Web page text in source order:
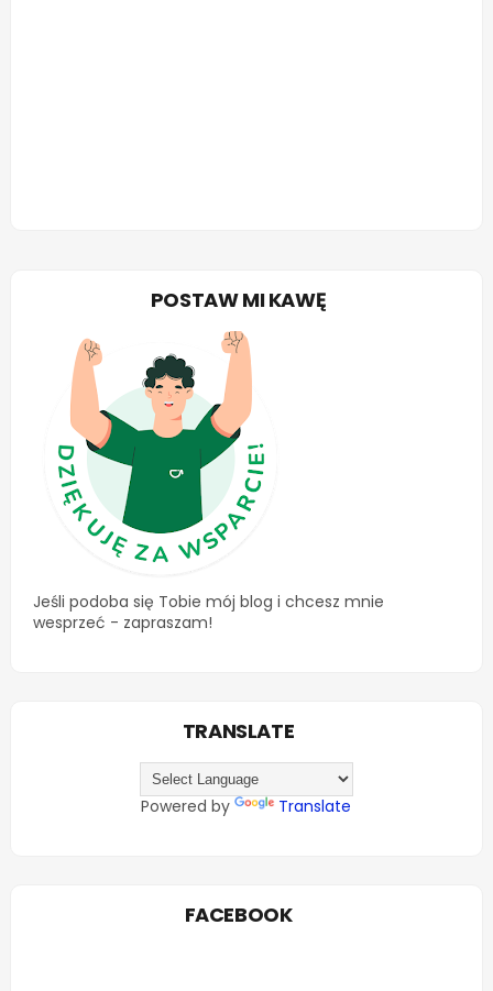
POSTAW MI KAWĘ
Jeśli podoba się Tobie mój blog i chcesz mnie
wesprzeć - zapraszam!
TRANSLATE
Powered by Translate
FACEBOOK